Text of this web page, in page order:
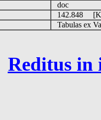
doc
142.848
Tabulas ex
Reditus in